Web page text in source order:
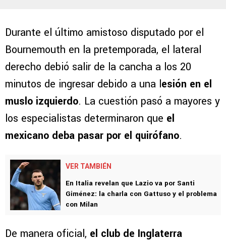
Durante el último amistoso disputado por el
Bournemouth en la pretemporada, el lateral
derecho debió salir de la cancha a los 20
minutos de ingresar debido a una lesión en el
muslo izquierdo. La cuestión pasó a mayores y
los especialistas determinaron que el
mexicano deba pasar por el quirófano.
VER TAMBIÉN
En Italia revelan que Lazio va por Santi
Giménez: la charla con Gattuso y el problema
con Milan
De manera oficial, el club de Inglaterra